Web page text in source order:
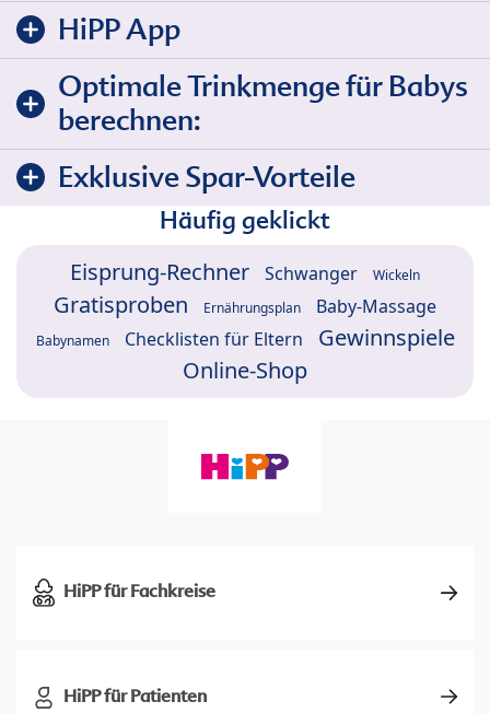
HiPP App
Optimale Trinkmenge für Babys
berechnen:
Exklusive Spar-Vorteile
Häufig geklickt
Eisprung-Rechner Schwanger Wickeln
Gratisproben Ernährungsplan Baby-Massage
Babynamen Checklisten für Eltern
Gewinnspiele
Online-Shop
HiPP für Fachkreise
HiPP für Patienten